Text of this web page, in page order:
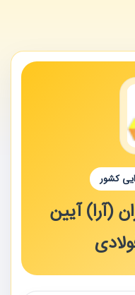
کشور
(آرا) آیین